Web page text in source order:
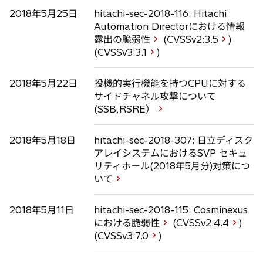
2018年5月25日
hitachi-sec-2018-116: Hitachi
Automation Directorにおける情報
露出の脆弱性
(CVSSv2:3.5
)
(CVSSv3:3.1 )
2018年5月22日
投機的実行機能を持つCPUに対する
サイドチャネル攻撃について
(SSB,RSRE）
2018年5月18日
hitachi-sec-2018-307: 日立ディスク
アレイシステムにおけるSVP セキュ
リティホール(2018年5月分)対策につ
いて
2018年5月11日
hitachi-sec-2018-115: Cosminexus
における脆弱性
(CVSSv2:4.4
)
(CVSSv3:7.0 )